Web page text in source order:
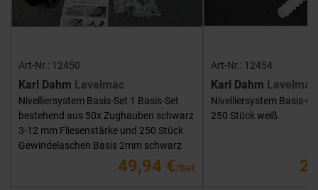
Art-Nr.: 12450
Karl Dahm Levelmac
Nivelliersystem Basis-Set 1 Basis-Set
bestehend aus 50x Zughauben schwarz
3-12 mm Fliesenstärke und 250 Stück
Gewindelaschen Basis 2mm schwarz
49,94 €/Set
Art-Nr.: 12454
Karl Dahm Levelmac
Nivelliersystem Basis-
250 Stück weiß